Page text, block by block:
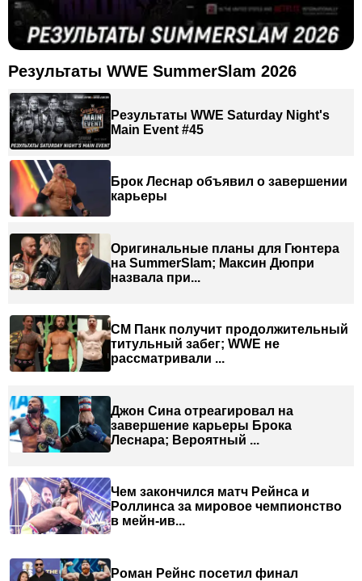
Результаты WWE SummerSlam 2026
Результаты WWE Saturday Night's
Main Event #45
Брок Леснар объявил о завершении
карьеры
Оригинальные планы для Гюнтера
на SummerSlam; Максин Дюпри
назвала при...
СМ Панк получит продолжительный
титульный забег; WWE не
рассматривали ...
Джон Сина отреагировал на
завершение карьеры Брока
Леснара; Вероятный ...
Чем закончился матч Рейнса и
Роллинса за мировое чемпионство
в мейн-ив...
Роман Рейнс посетил финал